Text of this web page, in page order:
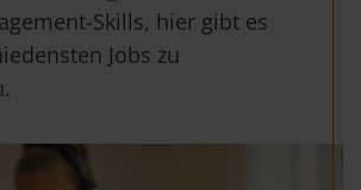
Skills, hier gibt es
Jobs zu